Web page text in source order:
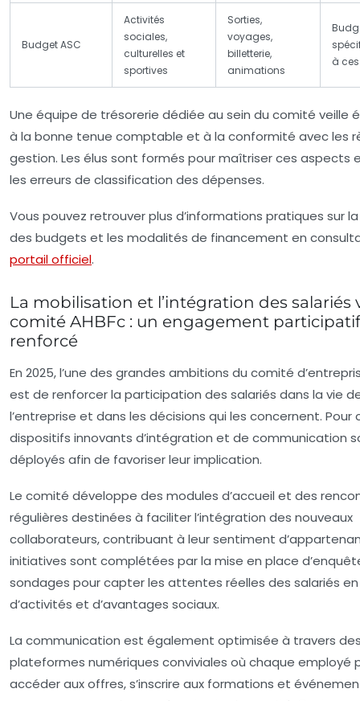
Budget ASC
Activités
sociales,
culturelles et
sportives
Sorties,
voyages,
billetterie,
animations
à
Une équipe de trésorerie dédiée au sein du comité veille
à la bonne tenue comptable et à la conformité avec les
gestion. Les élus sont formés pour maîtriser ces aspects
les erreurs de classification des dépenses.
Vous pouvez retrouver plus d’informations pratiques sur
des budgets et les modalités de financement en
portail officiel.
La mobilisation et l’intégration des salariés
comité AHBFc : un engagement participatif
renforcé
En 2025, l’une des grandes ambitions du comité
est de renforcer la participation des salariés dans la vie
l’entreprise et dans les décisions qui les concernent. Pour
dispositifs innovants d’intégration et de communication
déployés afin de favoriser leur implication.
Le comité développe des modules d’accueil et des
régulières destinées à faciliter l’intégration des nouveaux
collaborateurs, contribuant à leur sentiment
initiatives sont complétées par la mise en place
sondages pour capter les attentes réelles des salariés
d’activités et d’avantages sociaux.
La communication est également optimisée à travers
plateformes numériques conviviales où chaque employé
accéder aux offres, s’inscrire aux formations et